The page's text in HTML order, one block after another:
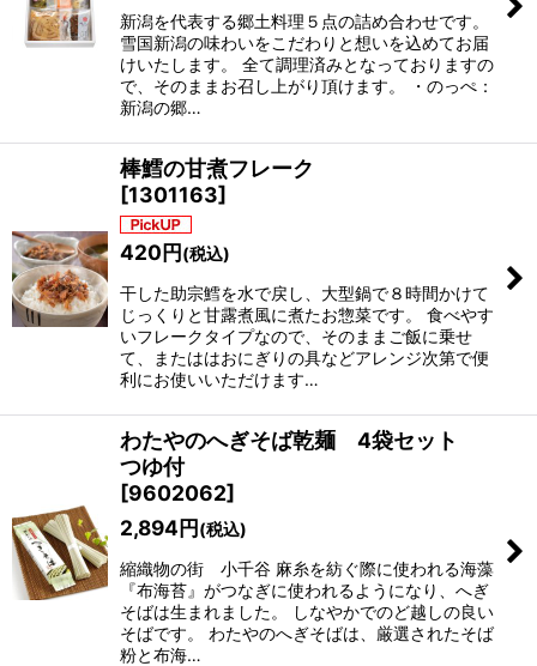
新潟を代表する郷土料理５点の詰め合わせです。
雪国新潟の味わいをこだわりと想いを込めてお届
けいたします。 全て調理済みとなっておりますの
で、そのままお召し上がり頂けます。 ・のっぺ：
新潟の郷…
棒鱈の甘煮フレーク
[1301163]
420円(税込)
干した助宗鱈を水で戻し、大型鍋で８時間かけて
じっくりと甘露煮風に煮たお惣菜です。 食べやす
いフレークタイプなので、そのままご飯に乗せ
て、またははおにぎりの具などアレンジ次第で便
利にお使いいただけます…
わたやのへぎそば乾麺 4袋セット
つゆ付
[9602062]
2,894円(税込)
縮織物の街 小千谷 麻糸を紡ぐ際に使われる海藻
『布海苔』がつなぎに使われるようになり、へぎ
そばは生まれました。 しなやかでのど越しの良い
そばです。 わたやのへぎそばは、厳選されたそば
粉と布海…